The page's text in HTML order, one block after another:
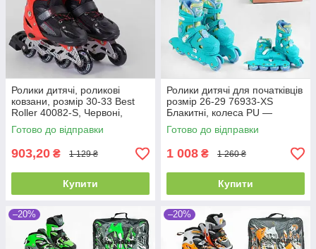
Ролики дитячі, роликові
ковзани, розмір 30-33 Best
Roller 40082-S, Червоні,
колеса PVC світні, розсувні
Готово до відправки
903,20 ₴ 1 129 ₴
Купити
Ролики дитячі для початківців
розмір 26-29 76933-XS
Блакитні, колеса PU —
безшумні, світні
Готово до відправки
1 008 ₴ 1 260 ₴
Купити
–20% –20%